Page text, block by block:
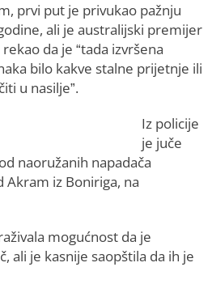
prvi put je privukao pažnju
ali je australijski premijer
da je “tada izvršena
bilo kakve stalne prijetnje ili
u nasilje”.
Iz policije
je juče
naoružanih napadača
iz Boniriga, na
mogućnost da je
ali je kasnije saopštila da ih je